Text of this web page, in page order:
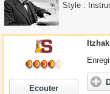
Style :
Ecouter